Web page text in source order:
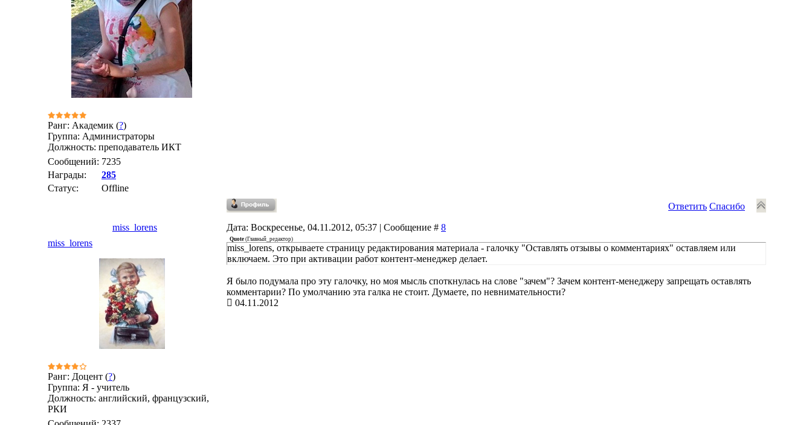
Ранг: Академик (?)
Группа: Администраторы
Должность: преподаватель ИКТ
Сообщений: 7235
Награды:
285
Статус:
Offline
Ответить Спасибо
miss_lorens Дата: Воскресенье, 04.11.2012, 05:37 | Сообщение # 8
miss_lorens
Ранг: Доцент (?)
Группа: Я - учитель
Должность: английский, французский,
РКИ
Quote (Главный_редактор)
miss_lorens, открываете страницу редактирования материала - галочку "Оставлять отзывы о комментариях" оставляем или
включаем. Это при активации работ контент-менеджер делает.
Я было подумала про эту галочку, но моя мысль споткнулась на слове "зачем"? Зачем контент-менеджеру запрещать оставлять
комментарии? По умолчанию эта галка не стоит. Думаете, по невнимательности?
04.11.2012